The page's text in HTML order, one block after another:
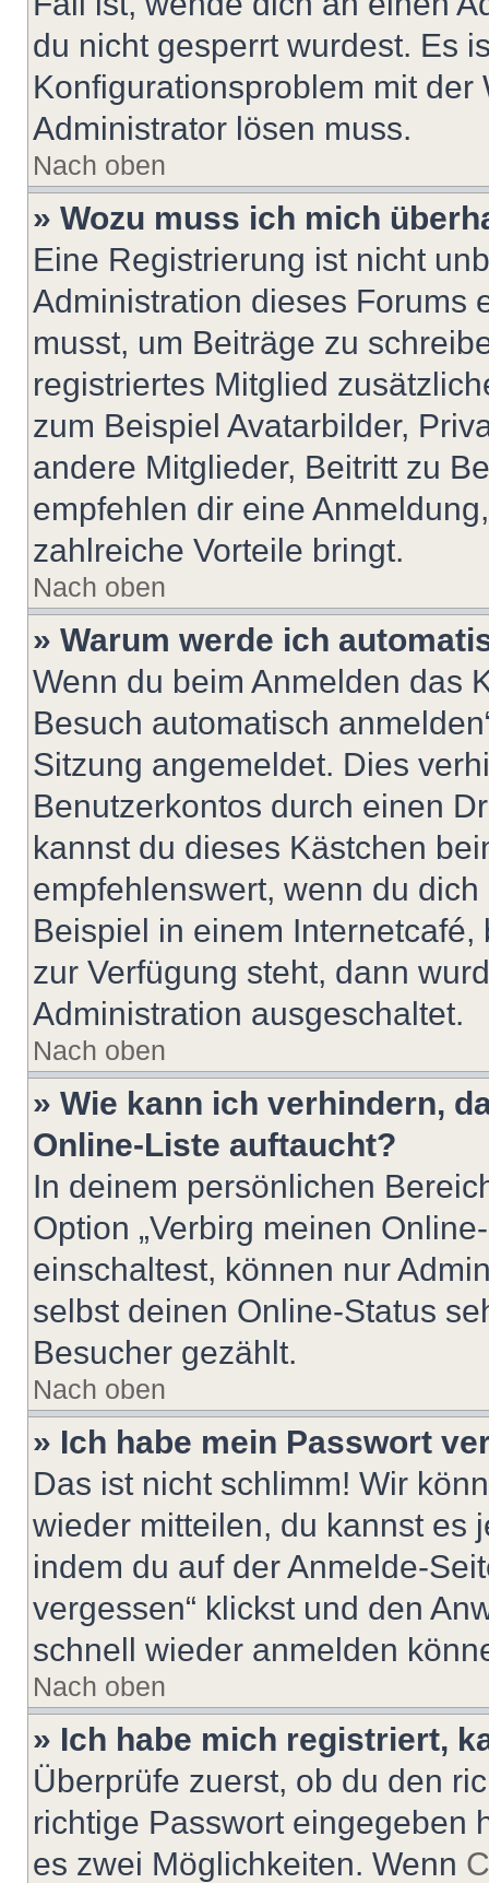
du nicht gesperrt wurdest. Es
Konfigurationsproblem mit
Administrator lösen muss.
Nach oben
» Wozu muss ich mich
Eine Registrierung ist nicht
Administration dieses Forums
musst, um Beiträge zu
registriertes Mitglied
zum Beispiel Avatarbilder,
andere Mitglieder, Beitritt zu
empfehlen dir eine
zahlreiche Vorteile bringt.
Nach oben
» Warum werde ich
Wenn du beim Anmelden das
Besuch automatisch
Sitzung angemeldet. Dies
Benutzerkontos durch einen
kannst du dieses Kästchen
empfehlenswert, wenn du
Beispiel in einem
zur Verfügung steht, dann
Administration ausgeschaltet.
Nach oben
» Wie kann ich verhindern,
Online-Liste auftaucht?
In deinem persönlichen
Option „Verbirg meinen
einschaltest, können nur
selbst deinen Online-Status
Besucher gezählt.
Nach oben
» Ich habe mein Passwort
Das ist nicht schlimm! Wir
wieder mitteilen, du kannst es
indem du auf der Anmelde-
vergessen“ klickst und den
schnell wieder anmelden
Nach oben
» Ich habe mich registriert,
Überprüfe zuerst, ob du den
richtige Passwort eingegeben
es zwei Möglichkeiten. Wenn